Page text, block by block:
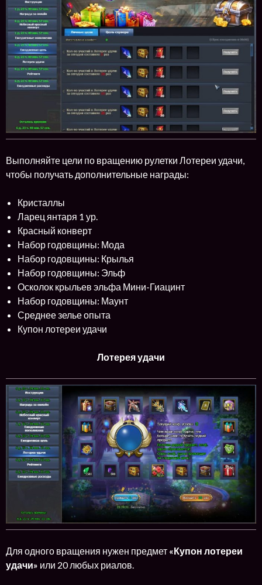
Выполняйте цели по вращению рулетки Лотереи удачи,
чтобы получать дополнительные награды:
Кристаллы
Ларец янтаря 1 ур.
Красный конверт
Набор годовщины: Мода
Набор годовщины: Крылья
Набор годовщины: Эльф
Осколок крыльев эльфа Мини-Гиацинт
Набор годовщины: Маунт
Среднее зелье опыта
Купон лотереи удачи
Лотерея удачи
Для одного вращения нужен предмет «Купон лотереи
удачи» или 20 любых риалов.